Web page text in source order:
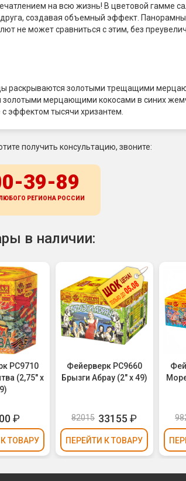
на всю жизнь! В цветовой гамме
создавая объемный эффект.
не может сравниться с этим, без
раскрываются золотыми трещащими
мерцающими кокосами в синих
эффектом тысячи хризантем.
получить консультацию, звоните:
39-89
РЕГИОНА РОССИИ
в наличии:
РС9710
(2,75" х
₽
К ТОВАРУ
Фейерверк РС9660
Брызги Абрау (2" х 49)
82015 33155 ₽
ПЕРЕЙТИ К ТОВАРУ